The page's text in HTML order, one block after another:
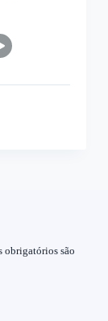
obrigatórios são